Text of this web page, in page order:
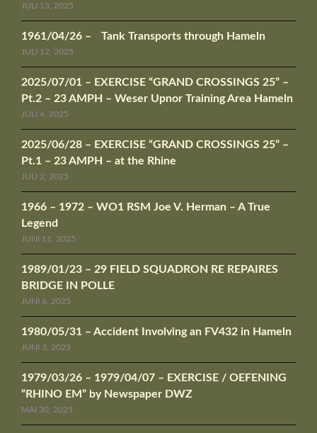
JULI 13, 2025
1961/04/26 – Tank Transports through Hameln
JULI 12, 2025
2025/07/01 – EXERCISE “GRAND CROSSINGS 25” –
Pt.2 – 23 AMPH – Weser Upnor Training Area Hameln
JULI 4, 2025
2025/06/28 – EXERCISE “GRAND CROSSINGS 25” –
Pt.1 – 23 AMPH – at the Rhine
JULI 2, 2025
1966 – 1972 – WO1 RSM Joe V. Herman – A True
Legend
JUNI 11, 2025
1989/01/23 – 29 FIELD SQUADRON RE REPAIRES
BRIDGE IN POLLE
JUNI 6, 2025
1980/05/31 – Accident Involving an FV432 in Hameln
JUNI 3, 2025
1979/03/26 – 1979/04/07 – EXERCISE / OEFENING
“RHINO EM” by Newspaper DWZ
MAI 30, 2025